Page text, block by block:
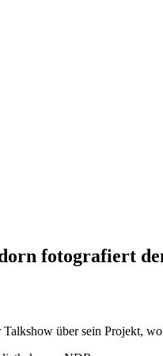
fotografiert
Talkshow über sein Projekt,